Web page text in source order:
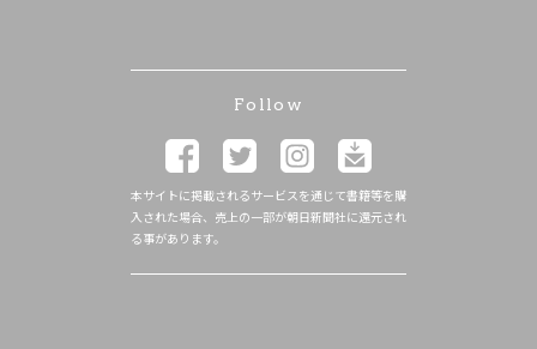
Follow
本サイトに掲載されるサービスを通じて書籍等を購
入された場合、売上の一部が朝日新聞社に還元され
る事があります。